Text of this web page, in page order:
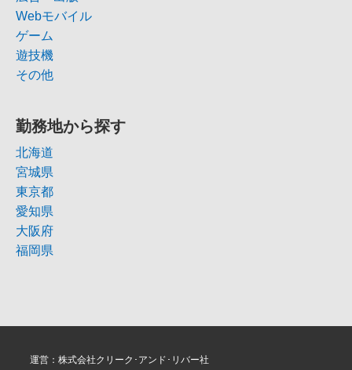
Webモバイル
ゲーム
遊技機
その他
勤務地から探す
北海道
宮城県
東京都
愛知県
大阪府
福岡県
運営：株式会社クリーク･アンド･リバー社